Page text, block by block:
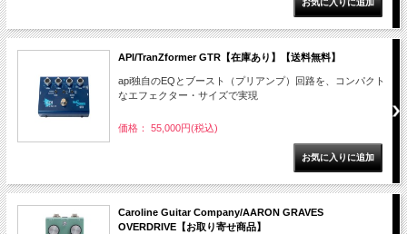
API/TranZformer GTR【在庫あり】【送料無料】
api独自のEQとブースト（プリアンプ）回路を、コンパクト
なエフェクター・サイズで実現
価格： 55,000円(税込)
Caroline Guitar Company/AARON GRAVES
OVERDRIVE【お取り寄せ商品】